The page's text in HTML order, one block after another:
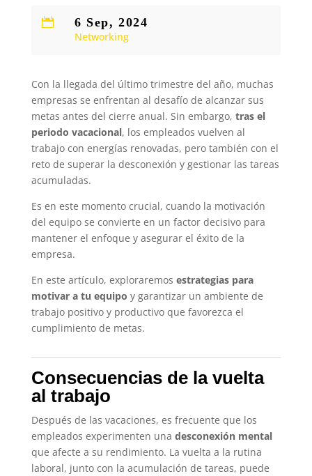
 6 Sep, 2024
Networking
Con la llegada del último trimestre del año, muchas
empresas se enfrentan al desafío de alcanzar sus
metas antes del cierre anual. Sin embargo, tras el
periodo vacacional, los empleados vuelven al
trabajo con energías renovadas, pero también con el
reto de superar la desconexión y gestionar las tareas
acumuladas.
Es en este momento crucial, cuando la motivación
del equipo se convierte en un factor decisivo para
mantener el enfoque y asegurar el éxito de la
empresa.
En este artículo, exploraremos estrategias para
motivar a tu equipo y garantizar un ambiente de
trabajo positivo y productivo que favorezca el
cumplimiento de metas.
Consecuencias de la vuelta
al trabajo
Después de las vacaciones, es frecuente que los
empleados experimenten una desconexión mental
que afecte a su rendimiento. La vuelta a la rutina
laboral, junto con la acumulación de tareas, puede